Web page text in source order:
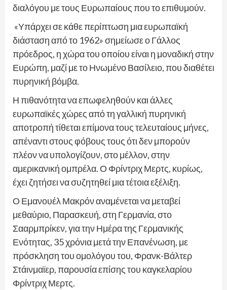
διαλόγου με τους Ευρωπαίους που το επιθυμούν.
«Υπάρχει σε κάθε περίπτωση μια ευρωπαϊκή
διάσταση από το 1962» σημείωσε ο Γάλλος
πρόεδρος, η χώρα του οποίου είναι η μοναδική στην
Ευρώπη, μαζί με το Ηνωμένο Βασίλειο, που διαθέτει
πυρηνική βόμβα.
Η πιθανότητα να επωφεληθούν και άλλες
ευρωπαϊκές χώρες από τη γαλλική πυρηνική
αποτροπή τίθεται επίμονα τους τελευταίους μήνες,
απέναντι στους φόβους τους ότι δεν μπορούν
πλέον να υπολογίζουν, στο μέλλον, στην
αμερικανική ομπρέλα. Ο Φρίντριχ Μερτς, κυρίως,
έχει ζητήσει να συζητηθεί μια τέτοια εξέλιξη.
Ο Εμανουέλ Μακρόν αναμένεται να μεταβεί
μεθαύριο, Παρασκευή, στη Γερμανία, στο
Σααρμπρίκεν, για την Ημέρα της Γερμανικής
Ενότητας, 35 χρόνια μετά την Επανένωση, με
πρόσκληση του ομολόγου του, Φρανκ-Βάλτερ
Στάινμαϊερ, παρουσία επίσης του καγκελαρίου
Φρίντριχ Μερτς.